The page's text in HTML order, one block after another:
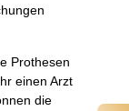
Prothesen
einen Arzt
die